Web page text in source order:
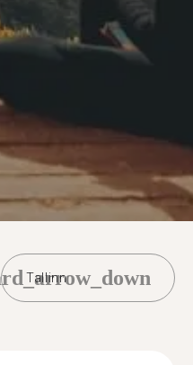
Tallinn